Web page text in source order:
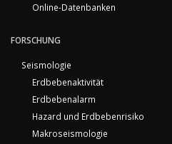
Online-Datenbanken
FORSCHUNG
Seismologie
Erdbebenaktivität
Erdbebenalarm
Hazard und Erdbebenrisiko
Makroseismologie